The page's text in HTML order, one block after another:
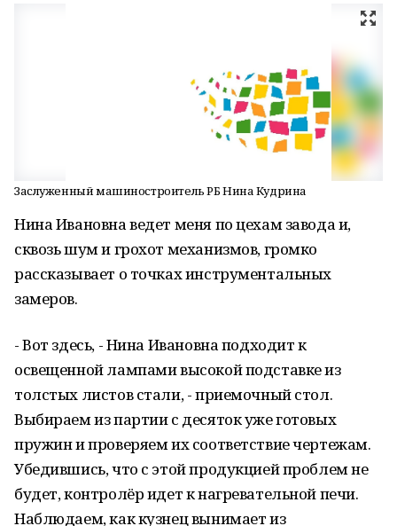
Заслуженный машиностроитель РБ Нина Кудрина
Нина Ивановна ведет меня по цехам завода и,
сквозь шум и грохот механизмов, громко
рассказывает о точках инструментальных
замеров.
- Вот здесь, - Нина Ивановна подходит к
освещенной лампами высокой подставке из
толстых листов стали, - приемочный стол.
Выбираем из партии с десяток уже готовых
пружин и проверяем их соответствие чертежам.
Убедившись, что с этой продукцией проблем не
будет, контролёр идет к нагревательной печи.
Наблюдаем, как кузнец вынимает из